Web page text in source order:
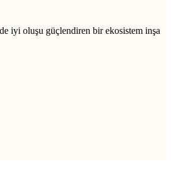
iyi oluşu güçlendiren bir ekosistem inşa